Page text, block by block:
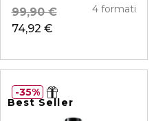
74,92 €
99,90 € 4 formati
Best Seller
35%